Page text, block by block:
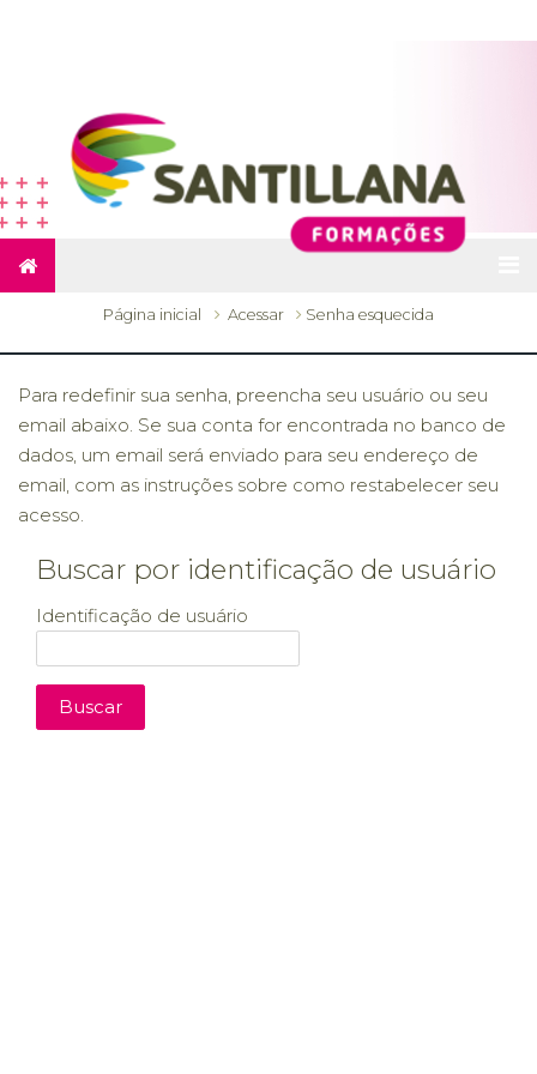
Página inicial Acessar Senha esquecida
Para redefinir sua senha, preencha seu usuário ou seu
email abaixo. Se sua conta for encontrada no banco de
dados, um email será enviado para seu endereço de
email, com as instruções sobre como restabelecer seu
acesso.
Buscar por identificação de usuário
Identificação de usuário